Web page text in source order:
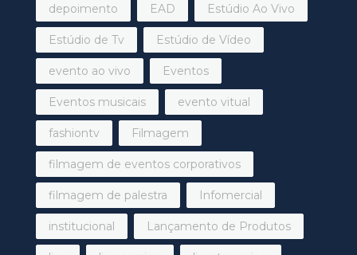
depoimento EAD Estúdio Ao Vivo
Estúdio de Tv Estúdio de Vídeo
evento ao vivo Eventos
Eventos musicais evento vitual
fashiontv Filmagem
filmagem de eventos corporativos
filmagem de palestra Infomercial
institucional Lançamento de Produtos